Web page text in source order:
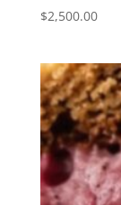
$2,500.00